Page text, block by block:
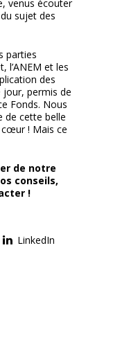
venus écouter
sujet des
parties
l’ANEM et les
des
jour, permis de
Fonds. Nous
de cette belle
cœur ! Mais ce
de notre
conseils,
!
LinkedIn